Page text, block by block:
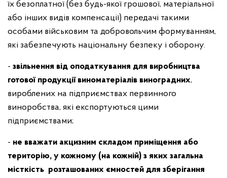
їх безоплатної (без будь-якої грошової, матеріальної
або інших видів компенсації) передачі такими
особами військовим та добровольчим формуванням,
які забезпечують національну безпеку і оборону.
- звільнення від оподаткування для виробництва
готової продукції виноматеріалів виноградних,
вироблених на підприємствах первинного
виноробства, які експортуються цими
підприємствами;
- не вважати акцизним складом приміщення або
територію, у кожному (на кожній) з яких загальна
місткість розташованих ємностей для зберігання